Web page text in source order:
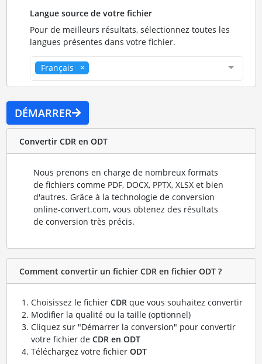
Langue source de votre fichier
Pour de meilleurs résultats, sélectionnez toutes les
langues présentes dans votre fichier.
Français
DÉMARRER
Convertir CDR en ODT
Nous prenons en charge de nombreux formats
de fichiers comme PDF, DOCX, PPTX, XLSX et bien
d'autres. Grâce à la technologie de conversion
online-convert.com, vous obtenez des résultats
de conversion très précis.
Comment convertir un fichier CDR en fichier ODT ?
Choisissez le fichier CDRque vous souhaitez convertir
Modifier la qualité ou la taille (optionnel)
Cliquez sur "Démarrer la conversion" pour convertir
votre fichier de CDR en ODT
Téléchargez votre fichier ODT